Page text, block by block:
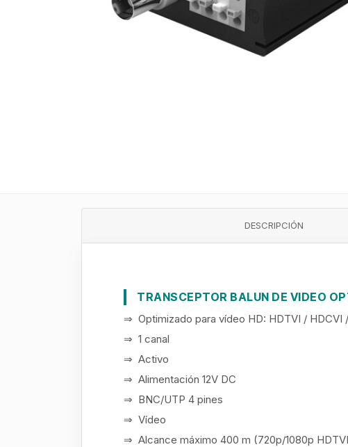
DESCRIPCIÓN
TRANSCEPTOR BALUN DE VIDEO
⇒ Optimizado para vídeo HD: HDTVI / HDCVI
⇒ 1 canal
⇒ Activo
⇒ Alimentación 12V DC
⇒ BNC/UTP 4 pines
⇒ Vídeo
⇒ Alcance máximo 400 m (720p/1080p